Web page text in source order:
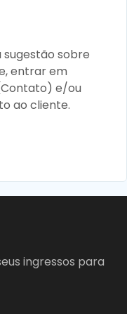
sobre
entrar em
e/ou
ao cliente.
ingressos para